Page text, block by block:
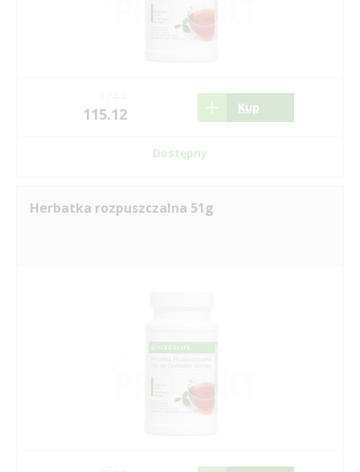
115.12 Kup
Dostępny
Herbatka rozpuszczalna 51g